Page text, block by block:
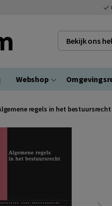
Bekijk ons
Webshop
regels in het bestuursrecht